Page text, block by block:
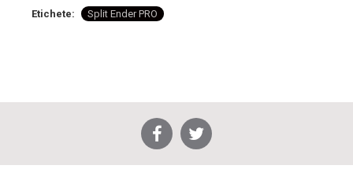
Etichete: Split Ender PRO